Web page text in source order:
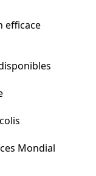
efficace
Mondial